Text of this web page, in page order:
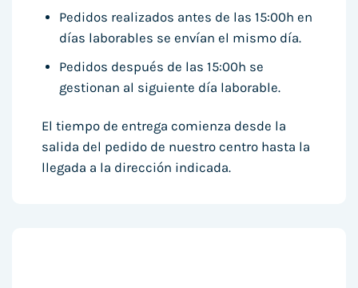
Pedidos realizados antes de las 15:00h en
días laborables se envían el mismo día.
Pedidos después de las 15:00h se
gestionan al siguiente día laborable.
El tiempo de entrega comienza desde la
salida del pedido de nuestro centro hasta la
llegada a la dirección indicada.